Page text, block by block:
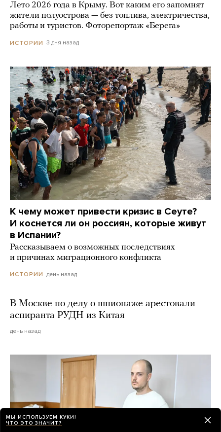
Лето 2026 года в Крыму. Вот каким его запомнят
жители полуострова — без топлива, электричества,
работы и туристов. Фоторепортаж «Берега»
ИСТОРИИ 3 дня назад
К чему может привести кризис в Сеуте?
И коснется ли он россиян, которые живут
в Испании?
Рассказываем о возможных последствиях
и причинах миграционного конфликта
ИСТОРИИ день назад
В Москве по делу о шпионаже арестовали
аспиранта РУДН из Китая
день назад
МЫ ИСПОЛЬЗУЕМ КУКИ!
ЧТО ЭТО ЗНАЧИТ?